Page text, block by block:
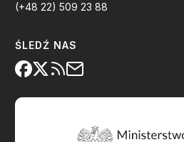
(+48 22) 509 23 88
ŚLEDŹ NAS